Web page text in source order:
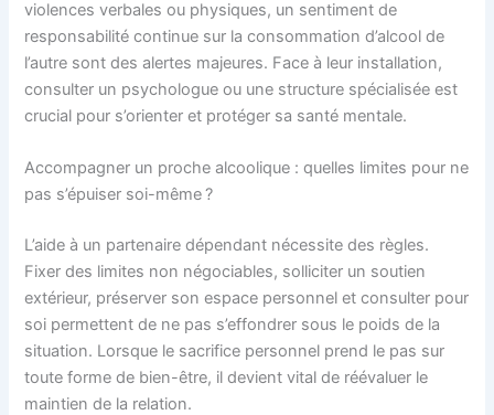
violences verbales ou physiques, un sentiment de
responsabilité continue sur la consommation d’alcool de
l’autre sont des alertes majeures. Face à leur installation,
consulter un psychologue ou une structure spécialisée est
crucial pour s’orienter et protéger sa santé mentale.
Accompagner un proche alcoolique : quelles limites pour ne
pas s’épuiser soi-même ?
L’aide à un partenaire dépendant nécessite des règles.
Fixer des limites non négociables, solliciter un soutien
extérieur, préserver son espace personnel et consulter pour
soi permettent de ne pas s’effondrer sous le poids de la
situation. Lorsque le sacrifice personnel prend le pas sur
toute forme de bien-être, il devient vital de réévaluer le
maintien de la relation.